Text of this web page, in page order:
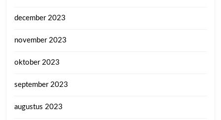
december 2023
november 2023
oktober 2023
september 2023
augustus 2023